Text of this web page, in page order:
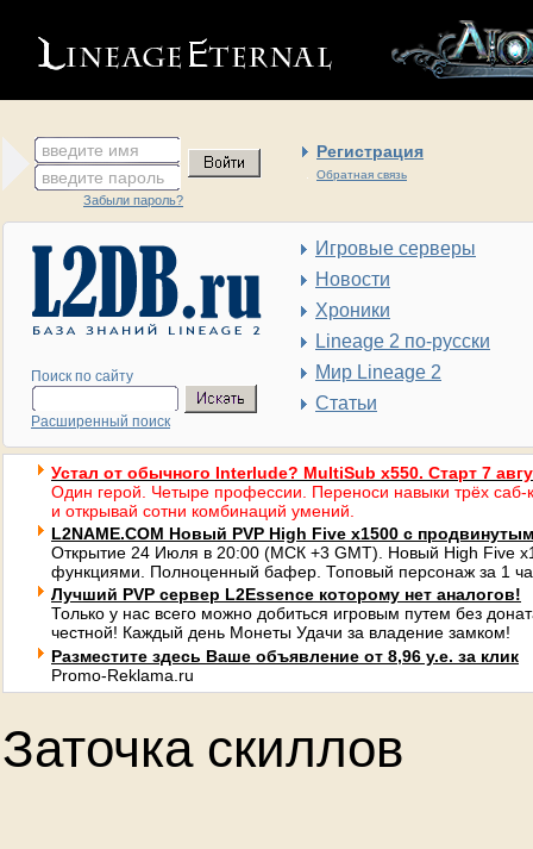
введите имя Регистрация
Обратная связь
введите пароль
Забыли пароль?
Поиск по сайту
Расширенный поиск
Игровые серверы
Новости
Хроники
Lineage 2 по-русски
Мир Lineage 2
Статьи
Устал от обычного Interlude? MultiSub x550. Старт 7
Один герой. Четыре профессии. Переноси навыки трёх саб-
и открывай сотни комбинаций умений.
L2NAME.COM Новый PVP High Five x1500 с
Открытие 24 Июля в 20:00 (МСК +3 GMT). Новый High Five
функциями. Полноценный бафер. Топовый персонаж за 1
Лучший PVP сервер L2Essence которому нет аналогов!
Только у нас всего можно добиться игровым путем без
честной! Каждый день Монеты Удачи за владение замком!
Разместите здесь Ваше объявление от 8,96 у.е. за клик
Promo-Reklama.ru
Заточка скиллов